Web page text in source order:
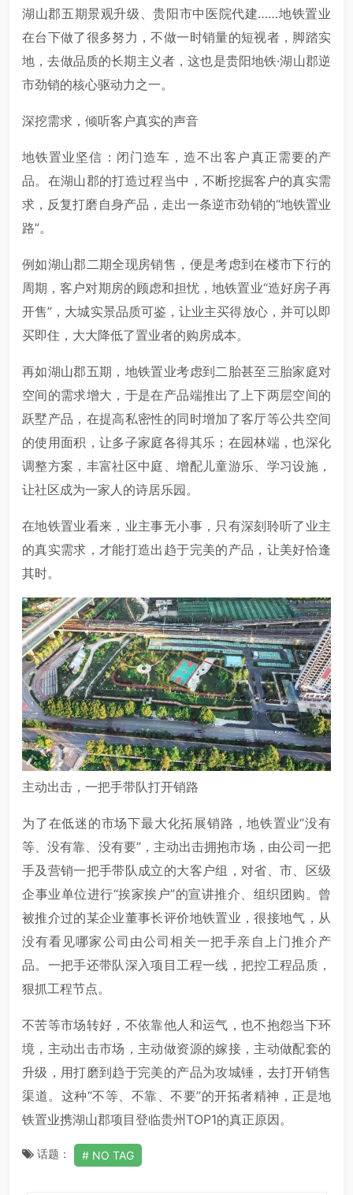
湖山郡五期景观升级、贵阳市中医院代建……地铁置业
在台下做了很多努力，不做一时销量的短视者，脚踏实
地，去做品质的长期主义者，这也是贵阳地铁·湖山郡逆
市劲销的核心驱动力之一。
深挖需求，倾听客户真实的声音
地铁置业坚信：闭门造车，造不出客户真正需要的产
品。在湖山郡的打造过程当中，不断挖掘客户的真实需
求，反复打磨自身产品，走出一条逆市劲销的“地铁置业
路”。
例如湖山郡二期全现房销售，便是考虑到在楼市下行的
周期，客户对期房的顾虑和担忧，地铁置业“造好房子再
开售”，大城实景品质可鉴，让业主买得放心，并可以即
买即住，大大降低了置业者的购房成本。
再如湖山郡五期，地铁置业考虑到二胎甚至三胎家庭对
空间的需求增大，于是在产品端推出了上下两层空间的
跃墅产品，在提高私密性的同时增加了客厅等公共空间
的使用面积，让多子家庭各得其乐；在园林端，也深化
调整方案，丰富社区中庭、增配儿童游乐、学习设施，
让社区成为一家人的诗居乐园。
在地铁置业看来，业主事无小事，只有深刻聆听了业主
的真实需求，才能打造出趋于完美的产品，让美好恰逢
其时。
主动出击，一把手带队打开销路
为了在低迷的市场下最大化拓展销路，地铁置业“没有
等、没有靠、没有要”，主动出击拥抱市场，由公司一把
手及营销一把手带队成立的大客户组，对省、市、区级
企事业单位进行“挨家挨户”的宣讲推介、组织团购。曾
被推介过的某企业董事长评价地铁置业，很接地气，从
没有看见哪家公司由公司相关一把手亲自上门推介产
品。一把手还带队深入项目工程一线，把控工程品质，
狠抓工程节点。
不苦等市场转好，不依靠他人和运气，也不抱怨当下环
境，主动出击市场，主动做资源的嫁接，主动做配套的
升级，用打磨到趋于完美的产品为攻城锤，去打开销售
渠道。这种“不等、不靠、不要”的开拓者精神，正是地
铁置业携湖山郡项目登临贵州TOP1的真正原因。
话题： NO TAG